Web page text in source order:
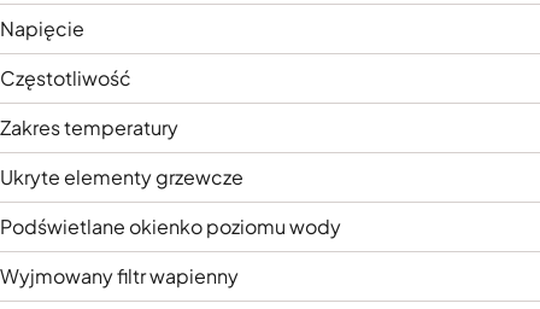
Napięcie
Częstotliwość
Zakres temperatury
Ukryte elementy grzewcze
Podświetlane okienko poziomu wody
Wyjmowany filtr wapienny